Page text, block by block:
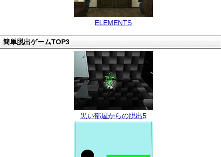
ELEMENTS
簡単脱出ゲームTOP3
黒い部屋からの脱出5